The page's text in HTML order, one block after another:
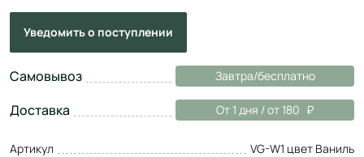
Уведомитьо поступлении
Самовывоз Завтра/бесплатно
Доставка От 1 дня / от 180
Артикул
VG-W1 цвет Ваниль